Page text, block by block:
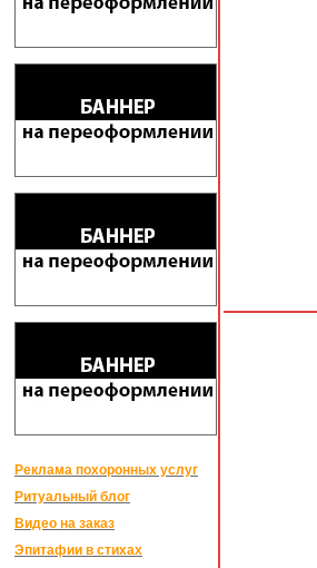
Реклама похоронных услуг
Ритуальный блог
Видео на заказ
Эпитафии в стихах